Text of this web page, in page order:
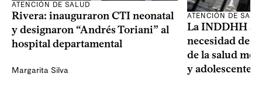
ATENCIÓN DE SALUD
Rivera: inauguraron CTI neonatal
y designaron “Andrés Toriani” al
hospital departamental
Margarita Silva
ATENCIÓN DE
La INDDHH
necesidad de
de la salud
y adolescentes